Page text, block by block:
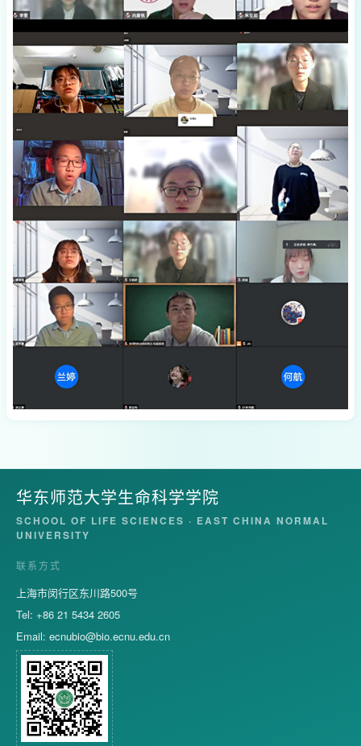
华东师范大学生命科学学院
SCHOOL OF LIFE SCIENCES · EAST CHINA NORMAL
UNIVERSITY
联系方式
上海市闵行区东川路500号
Tel: +86 21 5434 2605
Email: ecnubio@bio.ecnu.edu.cn